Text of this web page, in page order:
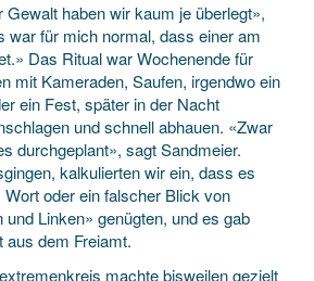
Gewalt haben wir kaum je überlegt»,
war für mich normal, dass einer am
Das Ritual war Wochenende für
mit Kameraden, Saufen, irgendwo ein
ein Fest, später in der Nacht
und schnell abhauen. «Zwar
durchgeplant», sagt Sandmeier.
kalkulierten wir ein, dass es
oder ein falscher Blick von
und Linken» genügten, und es gab
aus dem Freiamt.
machte bisweilen gezielt